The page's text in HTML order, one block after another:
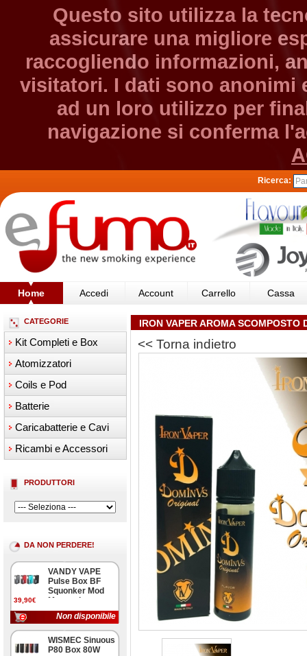
Questo sito utilizza la
assicurare una migliore
raccogliendo informazioni,
visitatori. I dati sono anonimi
ad un loro utilizzo per
navigazione si conferma
Ricerca:
Home Accedi Account Carrello Cassa
CATEGORIE
Kit Completi e Box
Atomizzatori
Coils e Pod
Batterie
Caricabatterie e Cavi
Ricambi e Accessori
PRODUTTORI
DA NON PERDERE!
39,90€
VANDY VAPE
Pulse Box BF
Squonker Mod
Meccanica
Non disponibile
WISMEC Sinuous
P80 Box 80W
IRON VAPER AROMA SCOMPOSTO
<< Torna indietro